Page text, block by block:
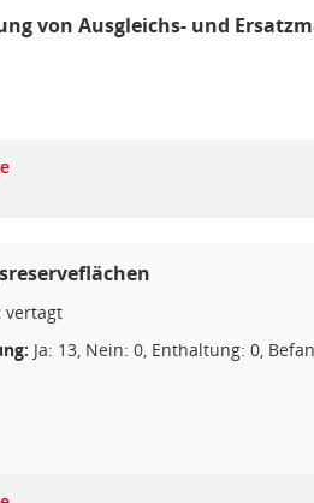
von Ausgleichs- und
vertagt
Ja: 13, Nein: 0, Enthaltung: 0,